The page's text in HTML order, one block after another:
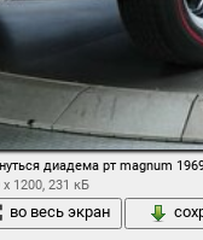
диадема рт magnum
x 1200, 231 кБ
во весь экран